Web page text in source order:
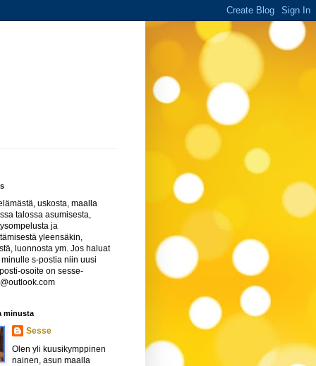
uskosta, maalla
talossa asumisesta,
ja
yleensäkin,
luonnosta ym. Jos haluat
s-postia niin uusi
osoite on sesse-
minusta
Sesse
Olen yli kuusikymppinen
nainen, asun maalla